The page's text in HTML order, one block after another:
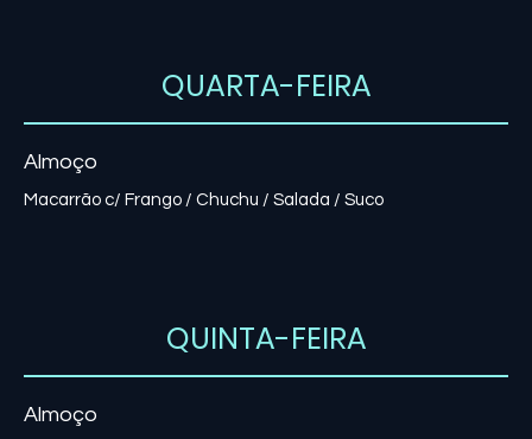
QUARTA-FEIRA
Almoço
Macarrão c/ Frango / Chuchu / Salada / Suco
QUINTA-FEIRA
Almoço